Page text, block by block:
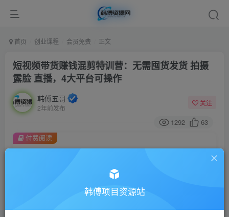
首页 创业课程 会员免费 正文
短视频带货赚钱混剪特训营：无需囤货发货 拍摄
露脸 直播，4大平台可操作
韩傅五哥
2年前发布
关注
1292 63
金币9.9金币99
付费阅读
韩傅项目资源站